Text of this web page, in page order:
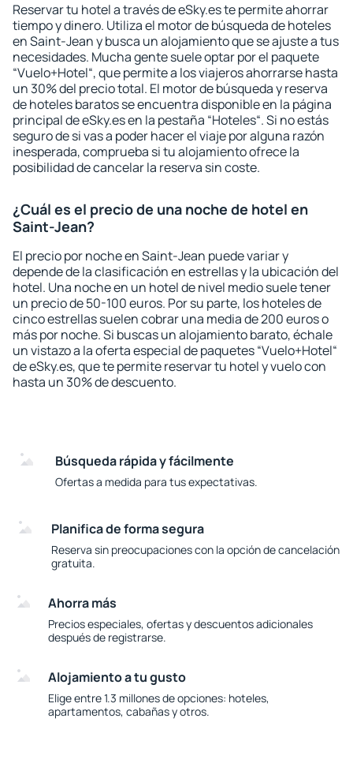
Reservar tu hotel a través de eSky.es te permite ahorrar
tiempo y dinero. Utiliza el motor de búsqueda de hoteles
en Saint-Jean y busca un alojamiento que se ajuste a tus
necesidades. Mucha gente suele optar por el paquete
“Vuelo+Hotel“, que permite a los viajeros ahorrarse hasta
un 30% del precio total. El motor de búsqueda y reserva
de hoteles baratos se encuentra disponible en la página
principal de eSky.es en la pestaña “Hoteles“. Si no estás
seguro de si vas a poder hacer el viaje por alguna razón
inesperada, comprueba si tu alojamiento ofrece la
posibilidad de cancelar la reserva sin coste.
¿Cuál es el precio de una noche de hotel en
Saint-Jean?
El precio por noche en Saint-Jean puede variar y
depende de la clasificación en estrellas y la ubicación del
hotel. Una noche en un hotel de nivel medio suele tener
un precio de 50-100 euros. Por su parte, los hoteles de
cinco estrellas suelen cobrar una media de 200 euros o
más por noche. Si buscas un alojamiento barato, échale
un vistazo a la oferta especial de paquetes “Vuelo+Hotel“
de eSky.es, que te permite reservar tu hotel y vuelo con
hasta un 30% de descuento.
Búsqueda rápida y fácilmente
Ofertas a medida para tus expectativas.
Planifica de forma segura
Reserva sin preocupaciones con la opción de cancelación
gratuita.
Ahorra más
Precios especiales, ofertas y descuentos adicionales
después de registrarse.
Alojamiento a tu gusto
Elige entre 1.3 millones de opciones: hoteles,
apartamentos, cabañas y otros.